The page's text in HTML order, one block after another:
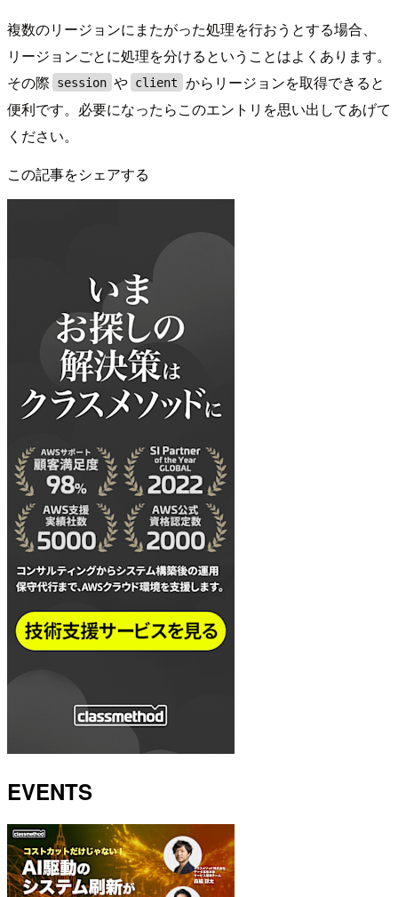
複数のリージョンにまたがった処理を行おうとする場合、
リージョンごとに処理を分けるということはよくあります。
その際 session や client
からリージョンを取得できると
便利です。必要になったらこのエントリを思い出してあげて
ください。
この記事をシェアする
EVENTS